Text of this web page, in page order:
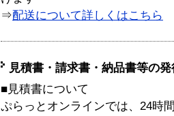
⇒配送について詳しくはこちら
見積書・請求書・納品書等の
■見積書について
ぷらっとオンラインでは、24時